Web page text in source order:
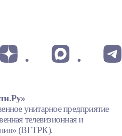
унитарное предприятие
телевизионная и
(ВГТРК).